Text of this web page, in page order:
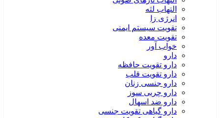
التهاب لثه
انرژی زا
تقویت سیستم ایمنی
تقویت معده
خواب آور
دارو
دارو تقویت حافظه
دارو تقویت قلب
دارو جنسی زنان
دارو چربی سوز
دارو ضد اسهال
دارو گیاهی تقویت جنسی